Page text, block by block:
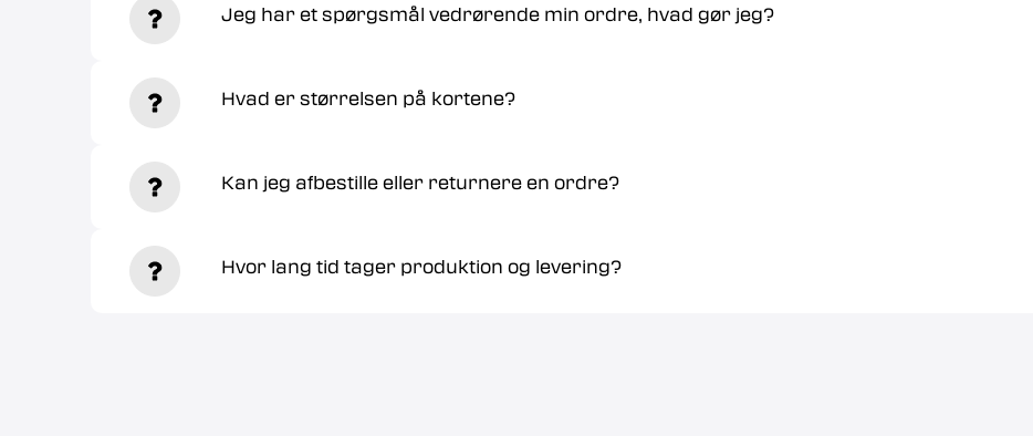
Jeg har et spørgsmål vedrørende min ordre, hvad gør jeg?
Hvad er størrelsen på kortene?
Kan jeg afbestille eller returnere en ordre?
Hvor lang tid tager produktion og levering?